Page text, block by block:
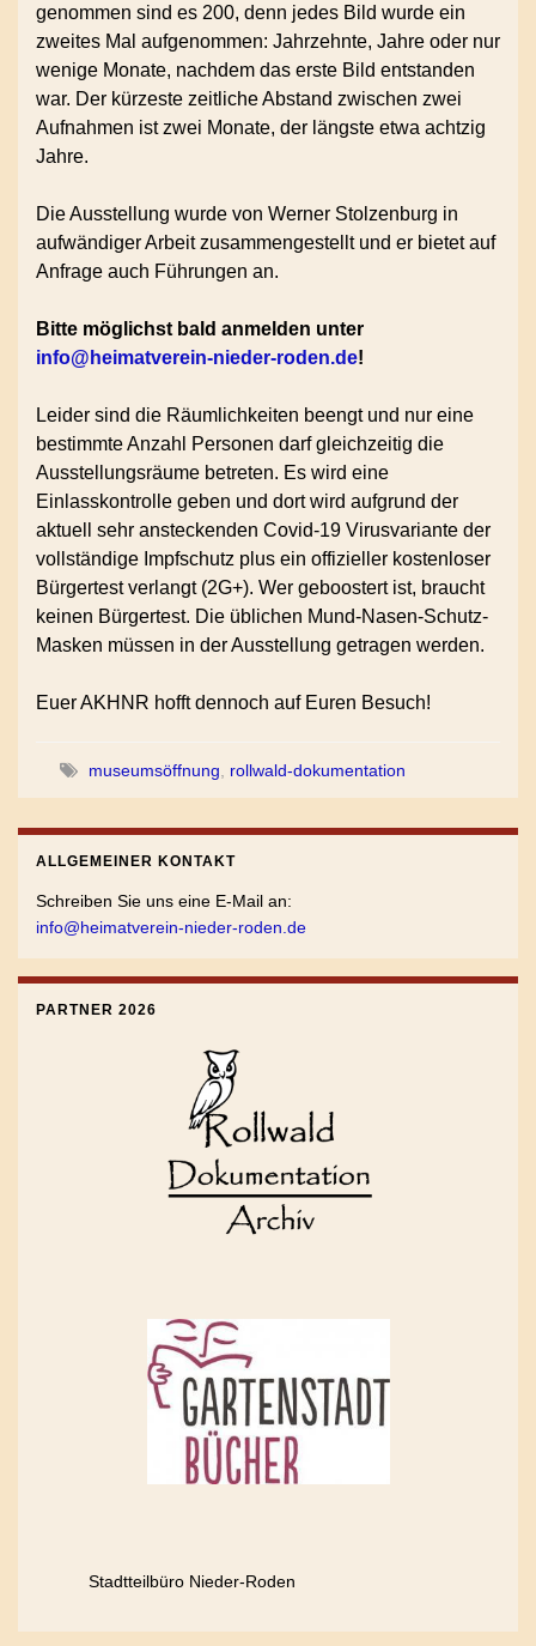
genommen sind es 200, denn jedes Bild wurde ein
zweites Mal aufgenommen: Jahrzehnte, Jahre oder nur
wenige Monate, nachdem das erste Bild entstanden
war. Der kürzeste zeitliche Abstand zwischen zwei
Aufnahmen ist zwei Monate, der längste etwa achtzig
Jahre.
Die Ausstellung wurde von Werner Stolzenburg in
aufwändiger Arbeit zusammen­gestellt und er bietet auf
Anfrage auch Führungen an.
Bitte möglichst bald anmelden unter
info@heimatverein-nieder-roden.de!
Leider sind die Räumlichkeiten beengt und nur eine
bestimmte Anzahl Personen darf gleichzeitig die
Ausstellungsräume betreten. Es wird eine
Einlasskontrolle geben und dort wird aufgrund der
aktuell sehr ansteckenden Covid-19 Virusvariante der
vollständige Impfschutz plus ein offizieller kostenloser
Bürgertest verlangt (2G+). Wer geboostert ist, braucht
keinen Bürgertest. Die üblichen Mund-Nasen-Schutz-
Masken müssen in der Ausstellung getragen werden.
Euer AKHNR hofft dennoch auf Euren Besuch!
museumsöffnung rollwald-dokumentation
ALLGEMEINER KONTAKT
Schreiben Sie uns eine E-Mail an:
info@heimatverein-nieder-roden.de
PARTNER 2026
Stadtteilbüro Nieder-Roden